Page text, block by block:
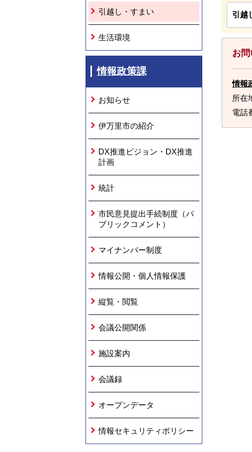
引越し・すまい
生活環境
情報政策課
お知らせ
伊万里市の紹介
DX推進ビジョン・DX推進
計画
統計
市民意見提出手続制度（パ
ブリックコメント）
マイナンバー制度
情報公開・個人情報保護
縦覧・閲覧
会議公開関係
施設案内
会議録
オープンデータ
情報セキュリティポリシー
引越
お
情報
所在
電話